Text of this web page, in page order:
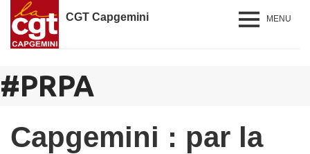
CGT Capgemini MENU
#PRPA
Capgemini : par la